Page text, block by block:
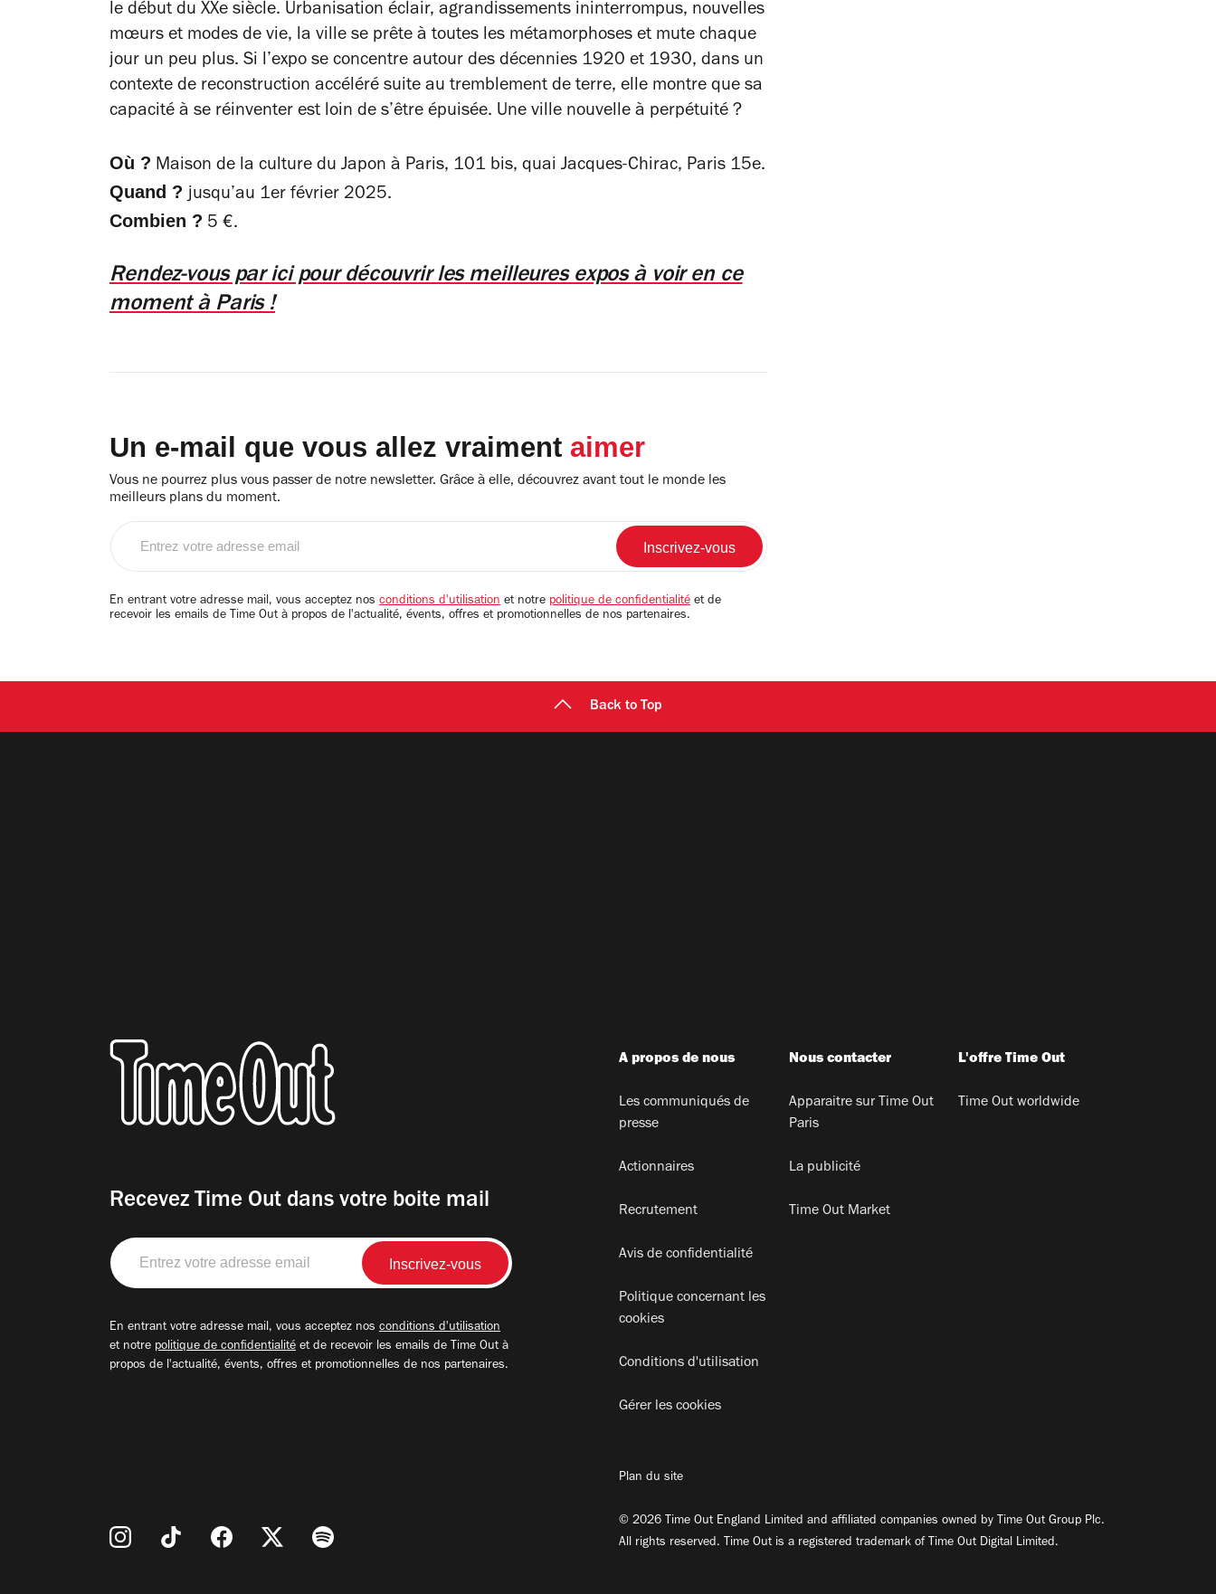
le début du XXe siècle. Urbanisation éclair, agrandissements ininterrompus, nouvelles
mœurs et modes de vie, la ville se prête à toutes les métamorphoses et mute chaque
jour un peu plus. Si l’expo se concentre autour des décennies 1920 et 1930, dans un
contexte de reconstruction accéléré suite au tremblement de terre, elle montre que sa
capacité à se réinventer est loin de s’être épuisée. Une ville nouvelle à perpétuité ?
Où ? Maison de la culture du Japon à Paris, 101 bis, quai Jacques-Chirac, Paris 15e.
Quand ? jusqu’au 1er février 2025.
Combien ? 5 €.
Rendez-vous par ici pour découvrir les meilleures expos à voir en ce
moment à Paris !
Un e-mail que vous allez vraiment aimer
Vous ne pourrez plus vous passer de notre newsletter. Grâce à elle, découvrez avant tout le monde les
meilleurs plans du moment.
email
En entrant votre adresse mail, vous acceptez nos conditions d'utilisation et notre politique de confidentialité et de
recevoir les emails de Time Out à propos de l'actualité, évents, offres et promotionnelles de nos partenaires.
Back to Top
Recevez Time Out dans votre boite mail
Entrez
votre
adresse
En entrant votre adresse mail, vous acceptez nos conditions d'utilisation
et notre politique de confidentialité et de recevoir les emails de Time Out à
propos de l'actualité, évents, offres et promotionnelles de nos partenaires.
A propos de nous
Les communiqués de
presse
Actionnaires
Recrutement
Avis de confidentialité
Politique concernant les
cookies
Conditions d'utilisation
Gérer les cookies
Nous contacter
Apparaitre sur Time Out
Paris
La publicité
Time Out Market
L'offre Time Out
Time Out worldwide
Plan du site
© 2026 Time Out England Limited and affiliated companies owned by Time Out Group Plc.
All rights reserved. Time Out is a registered trademark of Time Out Digital Limited.